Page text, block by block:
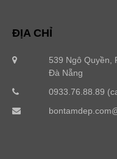
ĐỊA CHỈ
539 Ngô Quyền,
Đà Nẵng
0933.76.88.89